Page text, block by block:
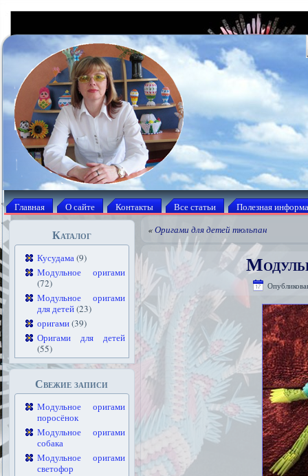
Главная О сайте Контакты Все статьи Полезная
Каталог
Кусудама(9)
Модульное оригами
(72)
Модульное оригами
для детей(23)
оригами(39)
Оригами для детей
(55)
Свежие записи
Модульное оригами
поросёнок
Модульное оригами
собака
Модульное оригами
светофор
«Оригами для детей тюльпан